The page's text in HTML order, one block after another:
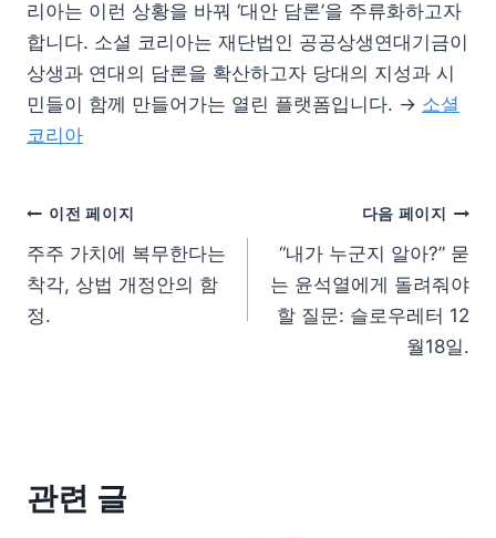
리아는 이런 상황을 바꿔 ‘대안 담론’을 주류화하고자
합니다. 소셜 코리아는 재단법인 공공상생연대기금이
상생과 연대의 담론을 확산하고자 당대의 지성과 시
민들이 함께 만들어가는 열린 플랫폼입니다. → 소셜
코리아
이전 페이지
주주 가치에 복무한다는
착각, 상법 개정안의 함
정.
다음 페이지
“내가 누군지 알아?” 묻
는 윤석열에게 돌려줘야
할 질문: 슬로우레터 12
월18일.
관련 글